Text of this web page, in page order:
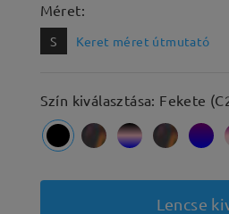
Méret:
S Keret méret útmutató
Szín kiválasztása: Fekete
Lencse